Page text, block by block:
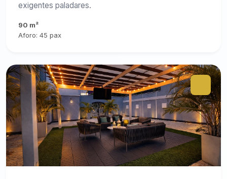
exigentes paladares.
90 m²
Aforo: 45 pax